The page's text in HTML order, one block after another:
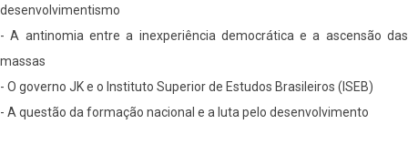
desenvolvimentismo
- A antinomia entre a inexperiência democrática e a ascensão das
massas
- O governo JK e o Instituto Superior de Estudos Brasileiros (ISEB)
- A questão da formação nacional e a luta pelo desenvolvimento